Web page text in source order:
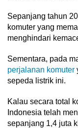
Sepanjang tahun
komuter yang
menghindari
Sementara, pada
perjalanan komuter
sepeda listrik ini.
Kalau secara total
Indonesia telah
sepanjang 1,4 juta